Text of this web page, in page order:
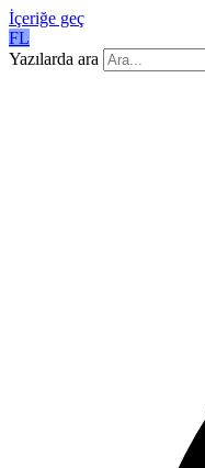
İçeriğe geç
FL
Yazılarda ara